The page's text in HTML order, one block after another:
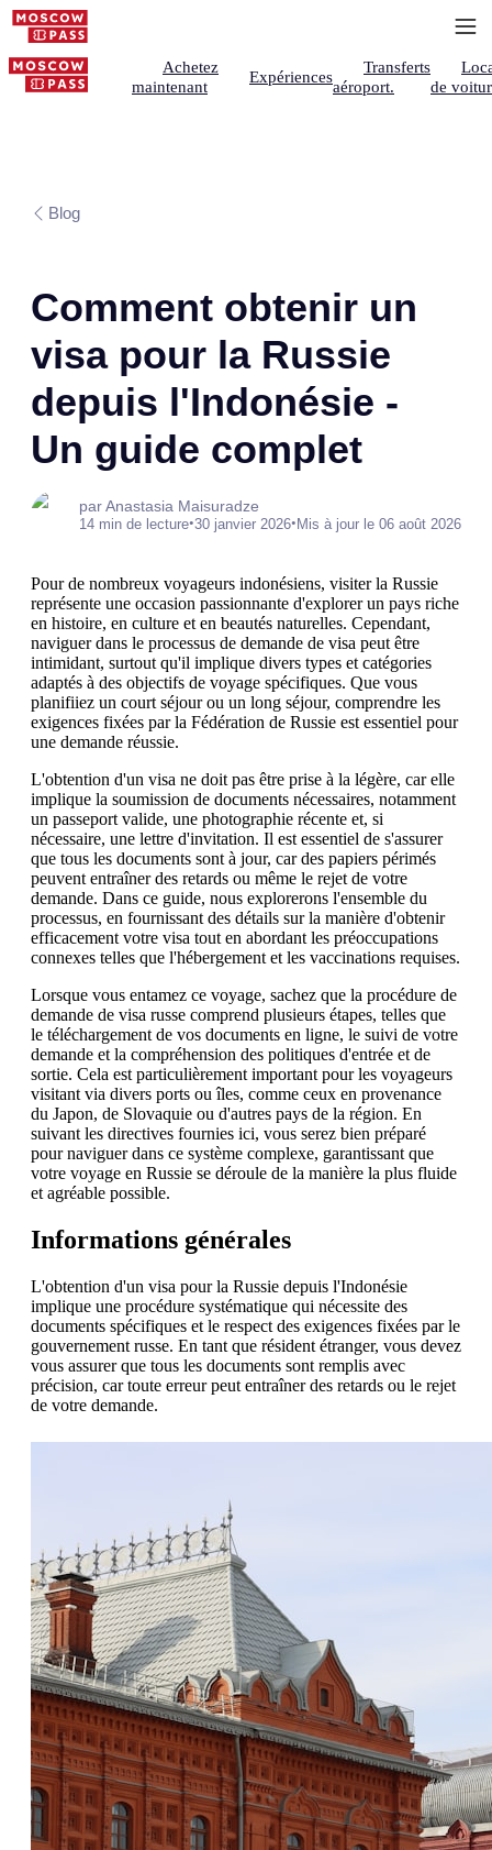
Achetez
maintenant
Expériences
Transferts
aéroport.
de
Blog
Comment obtenir un
visa pour la Russie
depuis l'Indonésie -
Un guide complet
par Anastasia Maisuradze
14 min de lecture•30 janvier 2026•Mis à jour le 06 août 2026
Pour de nombreux voyageurs indonésiens, visiter la Russie
représente une occasion passionnante d'explorer un pays riche
en histoire, en culture et en beautés naturelles. Cependant,
naviguer dans le processus de demande de visa peut être
intimidant, surtout qu'il implique divers types et catégories
adaptés à des objectifs de voyage spécifiques. Que vous
planifiiez un court séjour ou un long séjour, comprendre les
exigences fixées par la Fédération de Russie est essentiel pour
une demande réussie.
L'obtention d'un visa ne doit pas être prise à la légère, car elle
implique la soumission de documents nécessaires, notamment
un passeport valide, une photographie récente et, si
nécessaire, une lettre d'invitation. Il est essentiel de s'assurer
que tous les documents sont à jour, car des papiers périmés
peuvent entraîner des retards ou même le rejet de votre
demande. Dans ce guide, nous explorerons l'ensemble du
processus, en fournissant des détails sur la manière d'obtenir
efficacement votre visa tout en abordant les préoccupations
connexes telles que l'hébergement et les vaccinations requises.
Lorsque vous entamez ce voyage, sachez que la procédure de
demande de visa russe comprend plusieurs étapes, telles que
le téléchargement de vos documents en ligne, le suivi de votre
demande et la compréhension des politiques d'entrée et de
sortie. Cela est particulièrement important pour les voyageurs
visitant via divers ports ou îles, comme ceux en provenance
du Japon, de Slovaquie ou d'autres pays de la région. En
suivant les directives fournies ici, vous serez bien préparé
pour naviguer dans ce système complexe, garantissant que
votre voyage en Russie se déroule de la manière la plus fluide
et agréable possible.
Informations générales
L'obtention d'un visa pour la Russie depuis l'Indonésie
implique une procédure systématique qui nécessite des
documents spécifiques et le respect des exigences fixées par le
gouvernement russe. En tant que résident étranger, vous devez
vous assurer que tous les documents sont remplis avec
précision, car toute erreur peut entraîner des retards ou le rejet
de votre demande.